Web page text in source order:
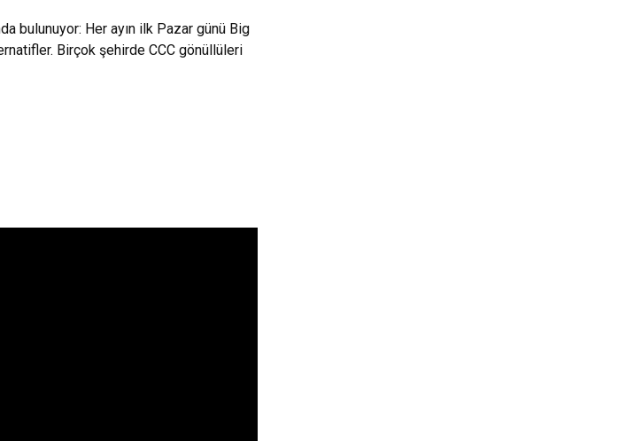
bulunuyor: Her ayın ilk Pazar günü Big
Birçok şehirde CCC gönüllüleri